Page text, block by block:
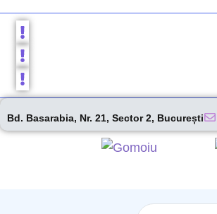
Bd. Basarabia, Nr. 21, Sector 2, București